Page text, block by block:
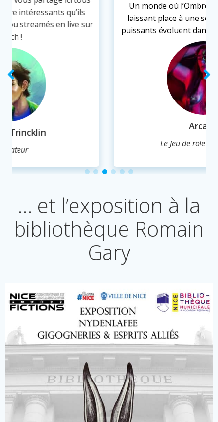
Un monde où l’Ombre étreint la Lumière,
laissant place à une société où pauvres et
puissants évoluent dans des nuances de gris.
… et l’exposition à la
bibliothèque Romain
Gary